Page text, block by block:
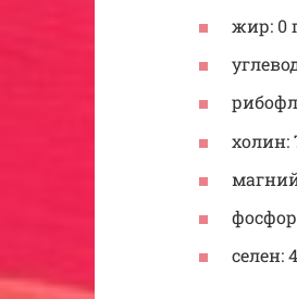
жир: 0
холин:
селен: